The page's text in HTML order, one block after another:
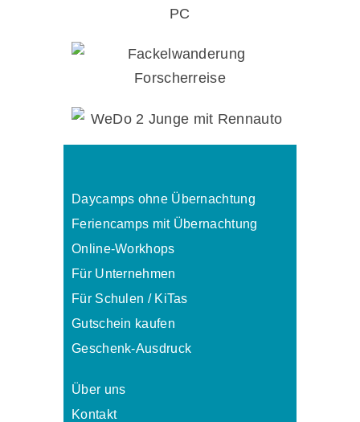
Daycamps ohne Übernachtung
Feriencamps mit Übernachtung
Online-Workhops
Für Unternehmen
Für Schulen / KiTas
Gutschein kaufen
Geschenk-Ausdruck
Über uns
Kontakt